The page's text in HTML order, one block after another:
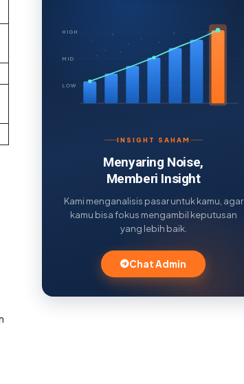
HIGH
MID
LOW
INSIGHT SAHAM
Menyaring Noise,
Memberi Insight
Kami menganalisis pasar untuk kamu, agar
kamu bisa fokus mengambil keputusan
yang lebih baik.
Chat Admin